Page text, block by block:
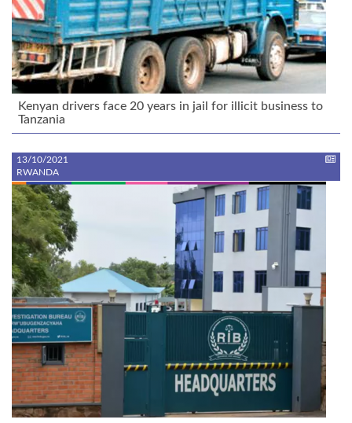
Kenyan drivers face 20 years in jail for illicit business to
Tanzania
13/10/2021
RWANDA